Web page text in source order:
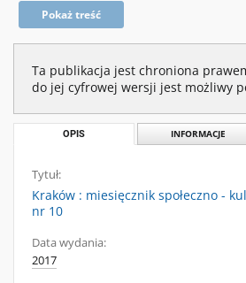
Pokaż treść
Ta publikacja jest chroniona
do jej cyfrowej wersji jest możliwy
OPIS INFORMACJE
Tytuł:
Kraków : miesięcznik społeczno -
nr 10
Data wydania:
2017